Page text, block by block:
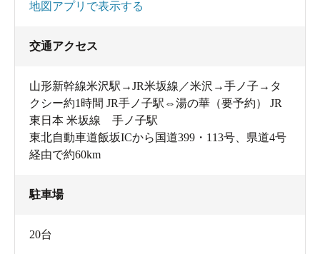
る。
噴き上がるお湯の高さは２メートルちょっとというとこ
ろだろうか。さっきのポスターの写真ほどではないけれ
ど、これでもジャイアント馬場クラスなので、目の前で
地図アプリで表示する
交通アクセス
山形新幹線米沢駅→JR米坂線／米沢→手ノ子→タ
クシー約1時間 JR手ノ子駅⇔湯の華（要予約） JR
東日本 米坂線 手ノ子駅
東北自動車道飯坂ICから国道399・113号、県道4号
経由で約60km
駐車場
20台